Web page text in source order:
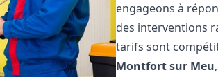
engageons à
des interventions
tarifs sont
Montfort sur Meu